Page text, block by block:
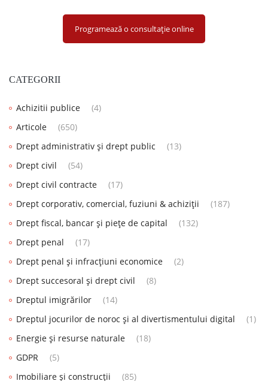
Programează o consultație online
CATEGORII
Achizitii publice
(4)
Articole
(650)
Drept administrativ și drept public
(13)
Drept civil
(54)
Drept civil contracte
(17)
Drept corporativ, comercial, fuziuni & achiziții
(187)
Drept fiscal, bancar și piețe de capital
(132)
Drept penal
(17)
Drept penal și infracțiuni economice
(2)
Drept succesoral și drept civil
(8)
Dreptul imigrărilor
(14)
Dreptul jocurilor de noroc și al divertismentului digital
(1)
Energie și resurse naturale
(18)
GDPR
(5)
Imobiliare și construcții
(85)